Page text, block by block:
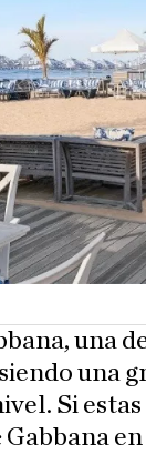
una
una
Si
Gabbana en